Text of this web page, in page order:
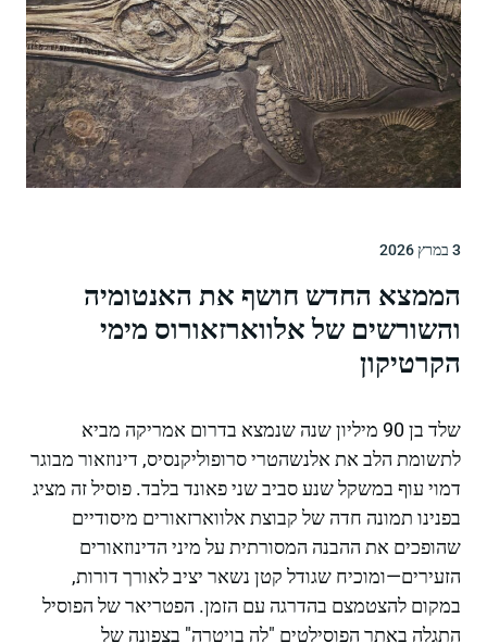
3 במרץ 2026
הממצא החדש חושף את האנטומיה
והשורשים של אלווארזאורוס מימי
הקרטיקון
שלד בן 90 מיליון שנה שנמצא בדרום אמריקה מביא
לתשומת הלב את אלנשהטרי סרופוליקנסיס, דינוזאור מבוגר
דמוי עוף במשקל שנע סביב שני פאונד בלבד. פוסיל זה מציג
בפנינו תמונה חדה של קבוצת אלווארזאורים מיסודיים
שהופכים את ההבנה המסורתית על מיני הדינוזאורים
הזעירים—ומוכיח שגודל קטן נשאר יציב לאורך דורות,
במקום להצטמצם בהדרגה עם הזמן. הפטריאר של הפוסיל
התגלה באתר הפוסילטים "לה בויטרה" בצפונה של